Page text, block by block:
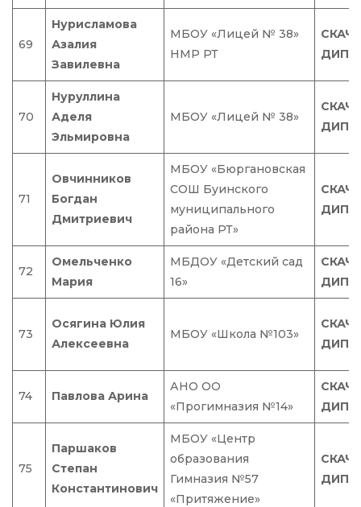
69
Нурисламова
Азалия
Завилевна
МБОУ «Лицей № 38»
НМР РТ
70
Нуруллина
Аделя
Эльмировна
МБОУ «Лицей № 38»
71
Овчинников
Богдан
Дмитриевич
МБОУ «Бюргановская
СОШ Буинского
муниципального
района РТ»
72
Омельченко
Мария
МБДОУ «Детский сад
16»
73
Осягина Юлия
Алексеевна
МБОУ «Школа №103»
74 Павлова Арина
АНО ОО
«Прогимназия №14»
75
Паршаков
Степан
Константинович
МБОУ «Центр
образования
Гимназия №57
«Притяжение»